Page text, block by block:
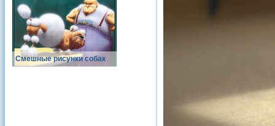
Смешные рисунки собак